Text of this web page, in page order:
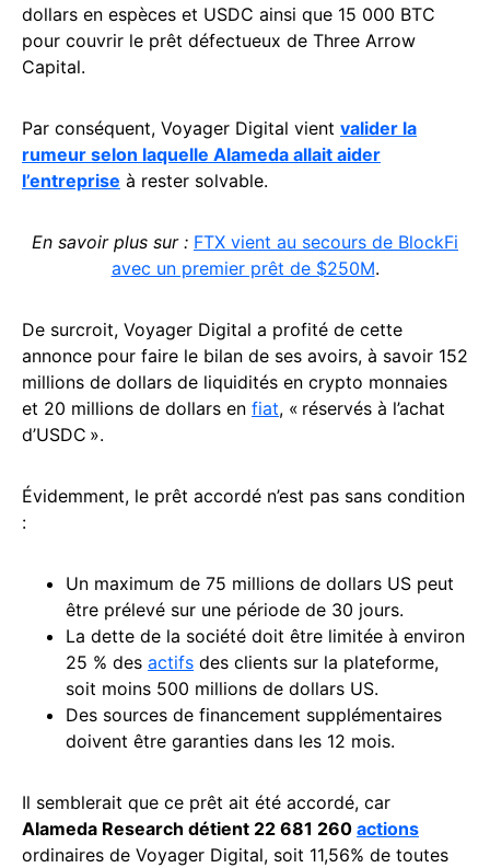
dollars en espèces et USDC ainsi que 15 000 BTC
pour couvrir le prêt défectueux de Three Arrow
Capital.
Par conséquent, Voyager Digital vient valider la
rumeur selon laquelle Alameda allait aider
l’entreprise à rester solvable.
En savoir plus sur : FTX vient au secours de BlockFi
avec un premier prêt de $250M.
De surcroit, Voyager Digital a profité de cette
annonce pour faire le bilan de ses avoirs, à savoir 152
millions de dollars de liquidités en crypto monnaies
et 20 millions de dollars en fiat, « réservés à l’achat
d’USDC ».
Évidemment, le prêt accordé n’est pas sans condition
:
Un maximum de 75 millions de dollars US peut
être prélevé sur une période de 30 jours.
La dette de la société doit être limitée à environ
25 % des actifs des clients sur la plateforme,
soit moins 500 millions de dollars US.
Des sources de financement supplémentaires
doivent être garanties dans les 12 mois.
Il semblerait que ce prêt ait été accordé, car
Alameda Research détient 22 681 260 actions
ordinaires de Voyager Digital, soit 11,56% de toutes